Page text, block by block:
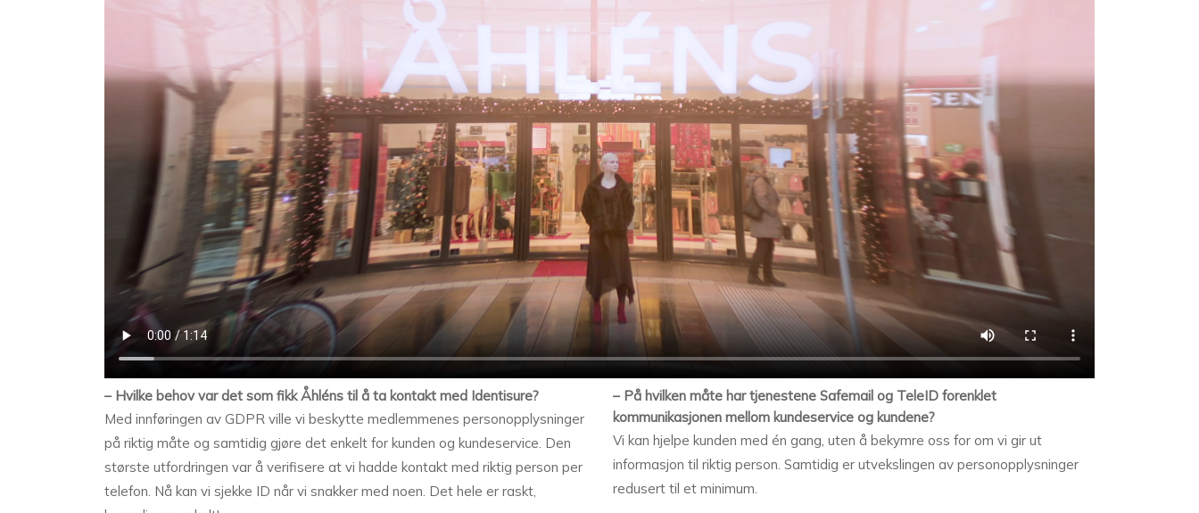
– Hvilke behov var det som fikk Åhléns til å ta kontakt med Identisure?
Med innføringen av GDPR ville vi beskytte medlemmenes personopplysninger
på riktig måte og samtidig gjøre det enkelt for kunden og kundeservice. Den
største utfordringen var å verifisere at vi hadde kontakt med riktig person per
telefon. Nå kan vi sjekke ID når vi snakker med noen. Det hele er raskt,
– På hvilken måte har tjenestene Safemail og TeleID forenklet
kommunikasjonen mellom kundeservice og kundene?
Vi kan hjelpe kunden med én gang, uten å bekymre oss for om vi gir ut
informasjon til riktig person. Samtidig er utvekslingen av personopplysninger
redusert til et minimum.